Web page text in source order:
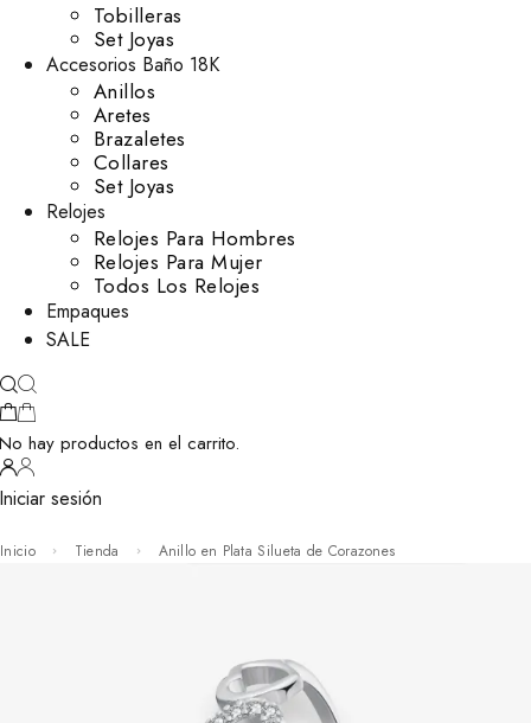
Tobilleras
Set Joyas
Accesorios Baño 18K
Anillos
Aretes
Brazaletes
Collares
Set Joyas
Relojes
Relojes Para Hombres
Relojes Para Mujer
Todos Los Relojes
Empaques
SALE
hay productos en el carrito.
sesión
Inicio Tienda Anillo en Plata Silueta de Corazones